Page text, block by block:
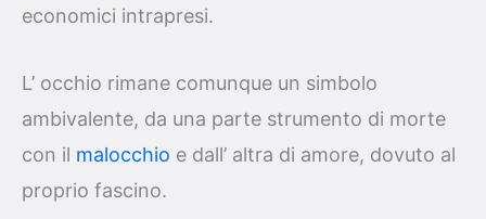
economici intrapresi.
L’ occhio rimane comunque un simbolo
ambivalente, da una parte strumento di morte
con il malocchio e dall’ altra di amore, dovuto al
proprio fascino.